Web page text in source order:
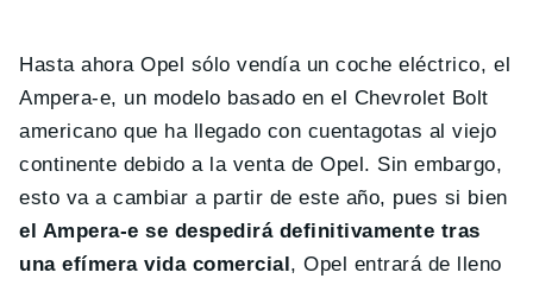
Hasta ahora Opel sólo vendía un coche eléctrico, el
Ampera-e, un modelo basado en el Chevrolet Bolt
americano que ha llegado con cuentagotas al viejo
continente debido a la venta de Opel. Sin embargo,
esto va a cambiar a partir de este año, pues si bien
el Ampera-e se despedirá definitivamente tras
una efímera vida comercial, Opel entrará de lleno